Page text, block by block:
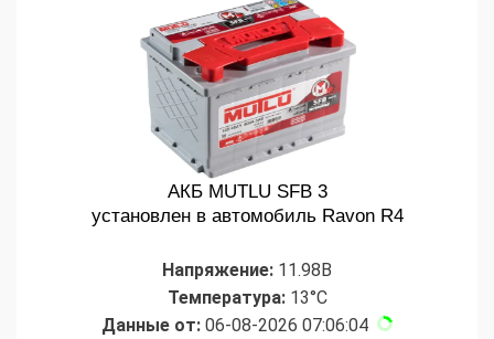
АКБ MUTLU SFB 3
установлен в автомобиль Ravon R4
Напряжение: 11.98В
Температура:13°C
Данные от: 06-08-2026 07:06:04